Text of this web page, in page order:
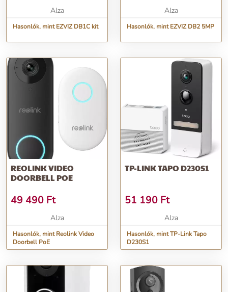
Alza
Hasonlók, mint EZVIZ DB1C kit
Alza
Hasonlók, mint EZVIZ DB2 5MP
REOLINK VIDEO
DOORBELL POE
49 490 Ft
Alza
Hasonlók, mint Reolink Video
Doorbell PoE
TP-LINK TAPO D230S1
51 190 Ft
Alza
Hasonlók, mint TP-Link Tapo
D230S1